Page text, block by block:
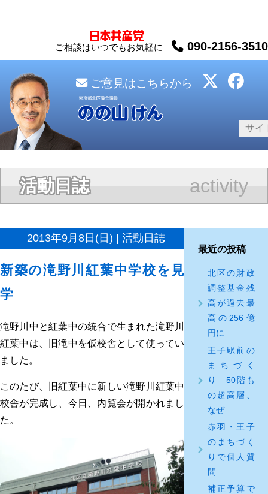
ご相談はいつでもお気軽に 090-2156-3510
ご意見はこちらから
活動日誌 activity
2013年9月8日(日) | 活動日誌
新築の滝野川紅葉中学校を見
学
滝野川中と紅葉中の統合で生まれた滝野川
紅葉中は、旧滝中を仮校舎として使ってい
ました。
このたび、旧紅葉中に新しい滝野川紅葉中
校舎が完成し、今日、内覧会が開かれまし
た。
最近の投稿
北区の財政
調整基金残
高が過去最
高の256億
円に
王子駅前の
まちづく
り 50階も
の超高層、
なぜ
赤羽・王子
のまちづく
りで個人質
問
補正予算で